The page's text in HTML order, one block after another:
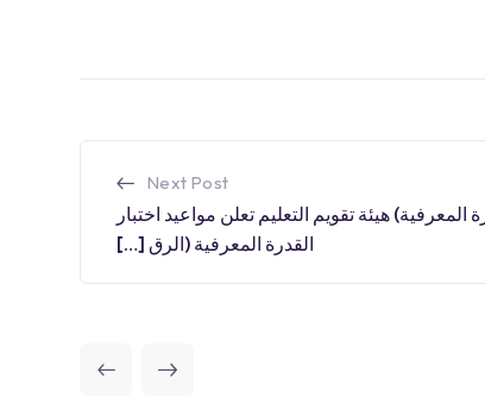
Next Post
المعرفية) هيئة تقويم التعليم تعلن مواعيد اختبار
القدرة المعرفية (الرق […]